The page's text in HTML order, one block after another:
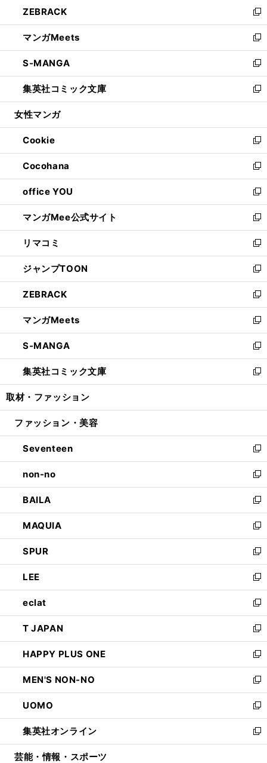
く
で
開
く
ド
ウ
で
開
く
ィ
ン
ド
ウ
で
開
く
い
ウ
ィ
ン
ド
ウ
で
開
ZEBRACK
新
し
い
ウ
ィ
ン
ド
ウ
開
く
マンガMeets
新
し
い
ウ
ィ
ン
ウ
で
開
く
S-MANGA
新
し
い
ウ
ン
ド
ウ
で
開
く
集英社コミック文庫
新
し
ウ
ィ
ン
ド
ウ
で
開
く
女性マンガ
Cookie
新
し
い
ウ
ィ
ン
ド
ウ
で
開
く
Cocohana
新
し
い
ウ
ィ
ン
ド
ウ
で
開
く
office YOU
新
し
い
ウ
ィ
ン
ド
ウ
で
開
く
マンガMee公式サイト
新
し
い
ウ
ィ
ン
ド
ウ
で
開
く
リマコミ
新
し
い
ウ
ィ
ン
ド
ウ
で
開
く
ジャンプTOON
新
し
い
ウ
ィ
ン
ド
ウ
で
開
ZEBRACK
新
し
い
ウ
ィ
ン
ド
ウ
開
マンガMeets
新
し
い
ウ
ィ
ン
ウ
開
く
S-MANGA
新
し
い
ウ
ン
ウ
で
開
く
集英社コミック文庫
新
し
ウ
ン
ド
ウ
で
開
く
取材・ファッション
ファッション・美容
Seventeen
新
し
い
ウ
ィ
ン
ド
ウ
で
開
く
non-no
新
し
い
ウ
ィ
ン
ド
ウ
で
開
く
BAILA
新
し
い
ウ
ィ
ン
ド
ウ
で
開
く
MAQUIA
新
し
い
ウ
ィ
ン
ド
ウ
で
開
く
SPUR
新
し
い
ウ
ィ
ン
ド
ウ
で
開
く
LEE
新
し
い
ウ
ィ
ン
ド
ウ
で
開
く
eclat
新
し
い
ウ
ィ
ン
ド
ウ
で
開
く
T JAPAN
新
し
い
ウ
ィ
ン
ド
ウ
で
開
HAPPY PLUS ONE
新
し
い
ウ
ィ
ン
ド
ウ
MEN'S NON-NO
新
し
い
ウ
ィ
ン
UOMO
新
し
い
ウ
集英社オンライン
新
し
芸能・情報・スポーツ